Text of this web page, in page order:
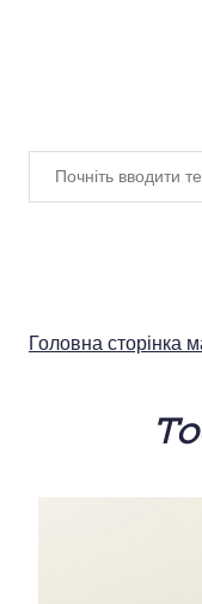
Головна сторінка